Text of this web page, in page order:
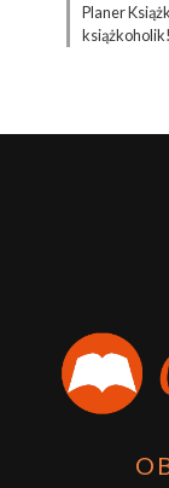
Planer
książkoholik!